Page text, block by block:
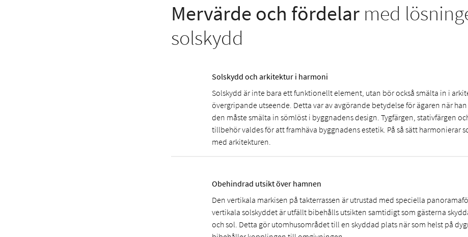
Mervärde och fördelar med
solskydd
Solskydd och arkitektur i harmoni
Solskydd är inte bara ett funktionellt element, utan bör också smälta in i
övergripande utseende. Detta var av avgörande betydelse för ägaren när
den måste smälta in sömlöst i byggnadens design. Tygfärgen, stativfärgen
tillbehör valdes för att framhäva byggnadens estetik. På så sätt harmonierar
med arkitekturen.
Obehindrad utsikt över hamnen
Den vertikala markisen på takterrassen är utrustad med speciella
vertikala solskyddet är utfällt bibehålls utsikten samtidigt som gästerna
och sol. Detta gör utomhusområdet till en skyddad plats när som helst på